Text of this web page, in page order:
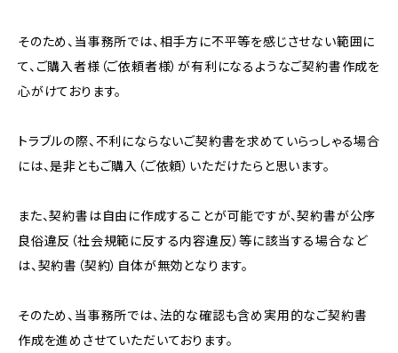
そのため、当事務所では、相手方に不平等を感じさせない範囲に
て、ご購入者様（ご依頼者様）が有利になるようなご契約書作成を
心がけております。
トラブルの際、不利にならないご契約書を求めていらっしゃる場合
には、是非ともご購入（ご依頼）いただけたらと思います。
また、契約書は自由に作成することが可能ですが、契約書が公序
良俗違反（社会規範に反する内容違反）等に該当する場合など
は、契約書（契約）自体が無効となります。
そのため、当事務所では、法的な確認も含め実用的なご契約書
作成を進めさせていただいております。